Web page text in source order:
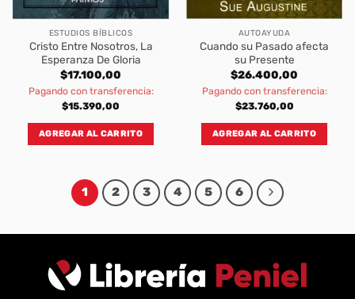
ESTUDIOS BÍBLICOS
Cristo Entre Nosotros, La
Esperanza De Gloria
$17.100,00
Pagando con transferencia:
$15.390,00
AGREGAR AL CARRITO
AUTOAYUDA
Cuando su Pasado afecta
su Presente
$26.400,00
Pagando con transferencia:
$23.760,00
AGREGAR AL CARRITO
1 2 3 4 5 6